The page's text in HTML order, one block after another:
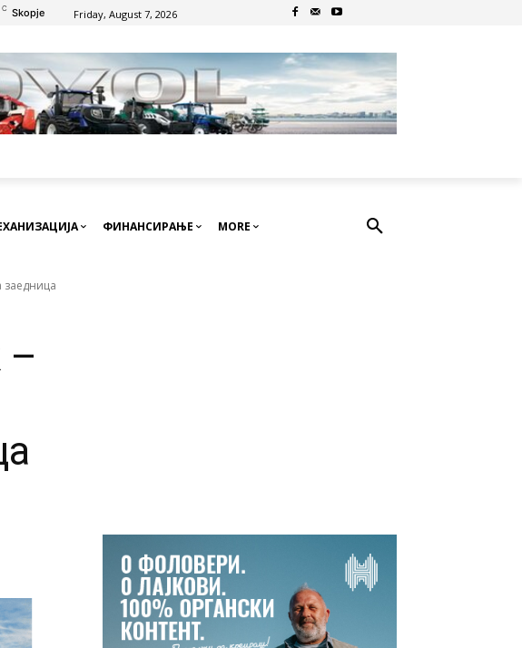
C Skopje Friday, August 7, 2026
ФИНАНСИРАЊЕ MORE
заедница
–